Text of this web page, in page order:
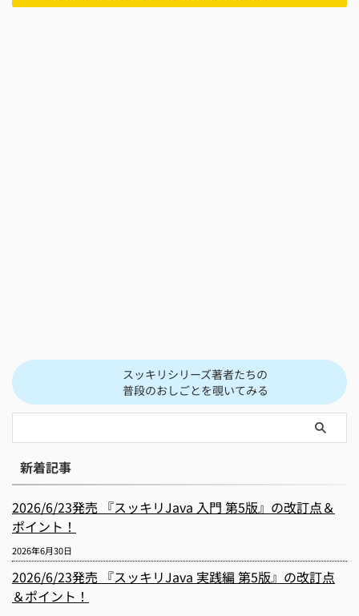
スッキリシリーズ著者たちの
普段のおしごとを覗いてみる
新着記事
2026/6/23発売 『スッキリJava 入門 第5版』の改訂点＆
ポイント！
2026年6月30日
2026/6/23発売 『スッキリJava 実践編 第5版』の改訂点
＆ポイント！